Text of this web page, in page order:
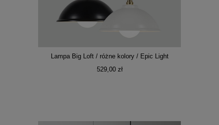
Lampa Big Loft / różne kolory / Epic Light
529,00 zł